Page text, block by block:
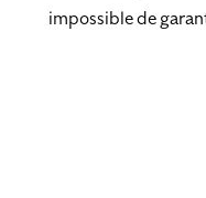
impossible de